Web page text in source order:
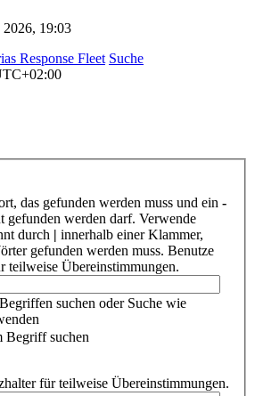
19:03
Response Fleet Suche
das gefunden werden muss und ein -
gefunden werden darf. Verwende
durch | innerhalb einer Klammer,
gefunden werden muss. Benutze
teilweise Übereinstimmungen.
suchen oder Suche wie
Begriff suchen
für teilweise Übereinstimmungen.